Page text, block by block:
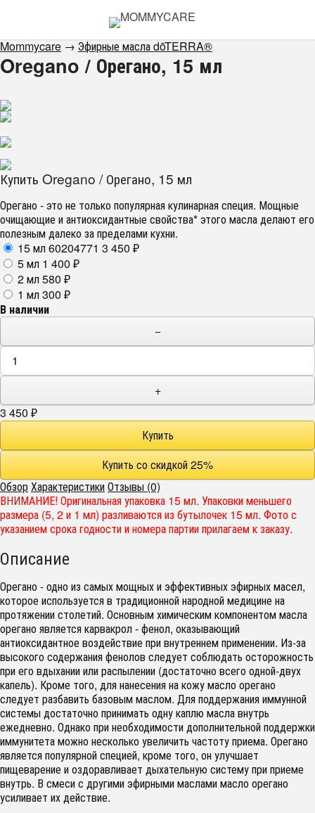
Mommycare → Эфирные масла dōTERRA®
Oregano / Орегано, 15 мл
Купить Oregano / Орегано, 15 мл
Орегано - это не только популярная кулинарная специя. Мощные
очищающие и антиоксидантные свойства* этого масла делают его
полезным далеко за пределами кухни.
15 мл60204771 3 450 ₽
5 мл 1 400 ₽
2 мл580 ₽
1 мл300 ₽
В наличии
−
+
3 450 ₽
ОбзорХарактеристикиОтзывы (0)
ВНИМАНИЕ! Оригинальная упаковка 15 мл. Упаковки меньшего
размера (5, 2 и 1 мл) разливаются из бутылочек 15 мл. Фото с
указанием срока годности и номера партии прилагаем к заказу.
Описание
Орегано - одно из самых мощных и эффективных эфирных масел,
которое используется в традиционной народной медицине на
протяжении столетий. Основным химическим компонентом масла
орегано является карвакрол - фенол, оказывающий
антиоксидантное воздействие при внутреннем применении. Из-за
высокого содержания фенолов следует соблюдать осторожность
при его вдыхании или распылении (достаточно всего одной-двух
капель). Кроме того, для нанесения на кожу масло орегано
следует разбавить базовым маслом. Для поддержания иммунной
системы достаточно принимать одну каплю масла внутрь
ежедневно. Однако при необходимости дополнительной поддержки
иммунитета можно несколько увеличить частоту приема. Орегано
является популярной специей, кроме того, он улучшает
пищеварение и оздоравливает дыхательную систему при приеме
внутрь. В смеси с другими эфирными маслами масло орегано
усиливает их действие.